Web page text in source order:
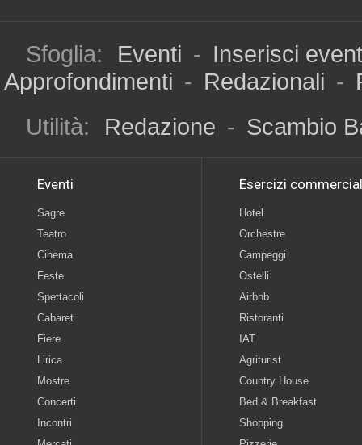
Sfoglia: Eventi - Inserisci
Approfondimenti - Redazionali -
Utilità:
Redazione - Scambio
Eventi
Sagre
Teatro
Cinema
Feste
Spettacoli
Cabaret
Fiere
Lirica
Mostre
Concerti
Incontri
Esercizi
Hotel
Orchestre
Campeggi
Ostelli
Airbnb
Ristoranti
IAT
Agriturist
Country House
Bed & Breakfast
Shopping